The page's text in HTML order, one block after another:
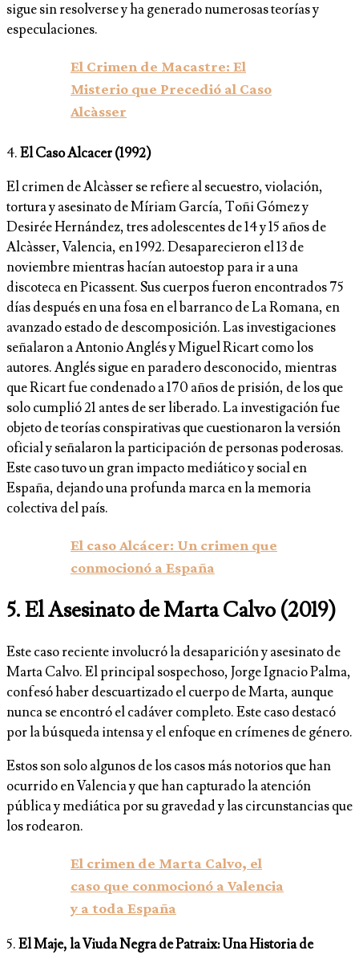
sigue sin resolverse y ha generado numerosas teorías y
especulaciones.
El Crimen de Macastre: El
Misterio que Precedió al Caso
Alcàsser
4.El Caso Alcacer (1992)
El crimen de Alcàsser se refiere al secuestro, violación,
tortura y asesinato de Míriam García, Toñi Gómez y
Desirée Hernández, tres adolescentes de 14 y 15 años de
Alcàsser, Valencia, en 1992. Desaparecieron el 13 de
noviembre mientras hacían autoestop para ir a una
discoteca en Picassent. Sus cuerpos fueron encontrados 75
días después en una fosa en el barranco de La Romana, en
avanzado estado de descomposición. Las investigaciones
señalaron a Antonio Anglés y Miguel Ricart como los
autores. Anglés sigue en paradero desconocido, mientras
que Ricart fue condenado a 170 años de prisión, de los que
solo cumplió 21 antes de ser liberado. La investigación fue
objeto de teorías conspirativas que cuestionaron la versión
oficial y señalaron la participación de personas poderosas.
Este caso tuvo un gran impacto mediático y social en
España, dejando una profunda marca en la memoria
colectiva del país.
El caso Alcácer: Un crimen que
conmocionó a España
5.El Asesinato de Marta Calvo (2019)
Este caso reciente involucró la desaparición y asesinato de
Marta Calvo. El principal sospechoso, Jorge Ignacio Palma,
confesó haber descuartizado el cuerpo de Marta, aunque
nunca se encontró el cadáver completo. Este caso destacó
por la búsqueda intensa y el enfoque en crímenes de género.
Estos son solo algunos de los casos más notorios que han
ocurrido en Valencia y que han capturado la atención
pública y mediática por su gravedad y las circunstancias que
los rodearon.
El crimen de Marta Calvo, el
caso que conmocionó a Valencia
y a toda España
5.El Maje, la Viuda Negra de Patraix: Una Historia de